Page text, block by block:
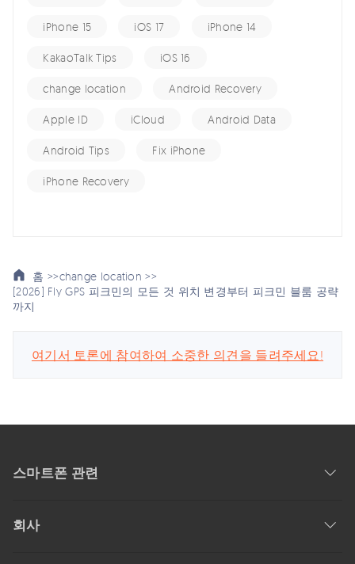
iPhone 15 iOS 17 iPhone 14
KakaoTalk Tips iOS 16
change location Android Recovery
Apple ID iCloud Android Data
Android Tips Fix iPhone
iPhone Recovery
홈 >>change location >>
[2026] Fly GPS 피크민의 모든 것 위치 변경부터 피크민 블룸 공략
까지
여기서 토론에 참여하여 소중한 의견을 들려주세요!
스마트폰 관련
회사